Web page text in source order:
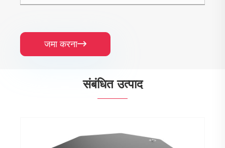
जमा करना
संबंधित उत्पाद